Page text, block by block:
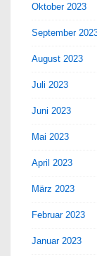
Oktober 2023
September
August 2023
Juli 2023
Juni 2023
Mai 2023
April 2023
März 2023
Februar 2023
Januar 2023